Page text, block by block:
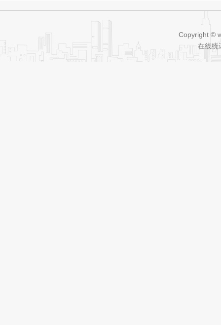
Copyright ©
在线统